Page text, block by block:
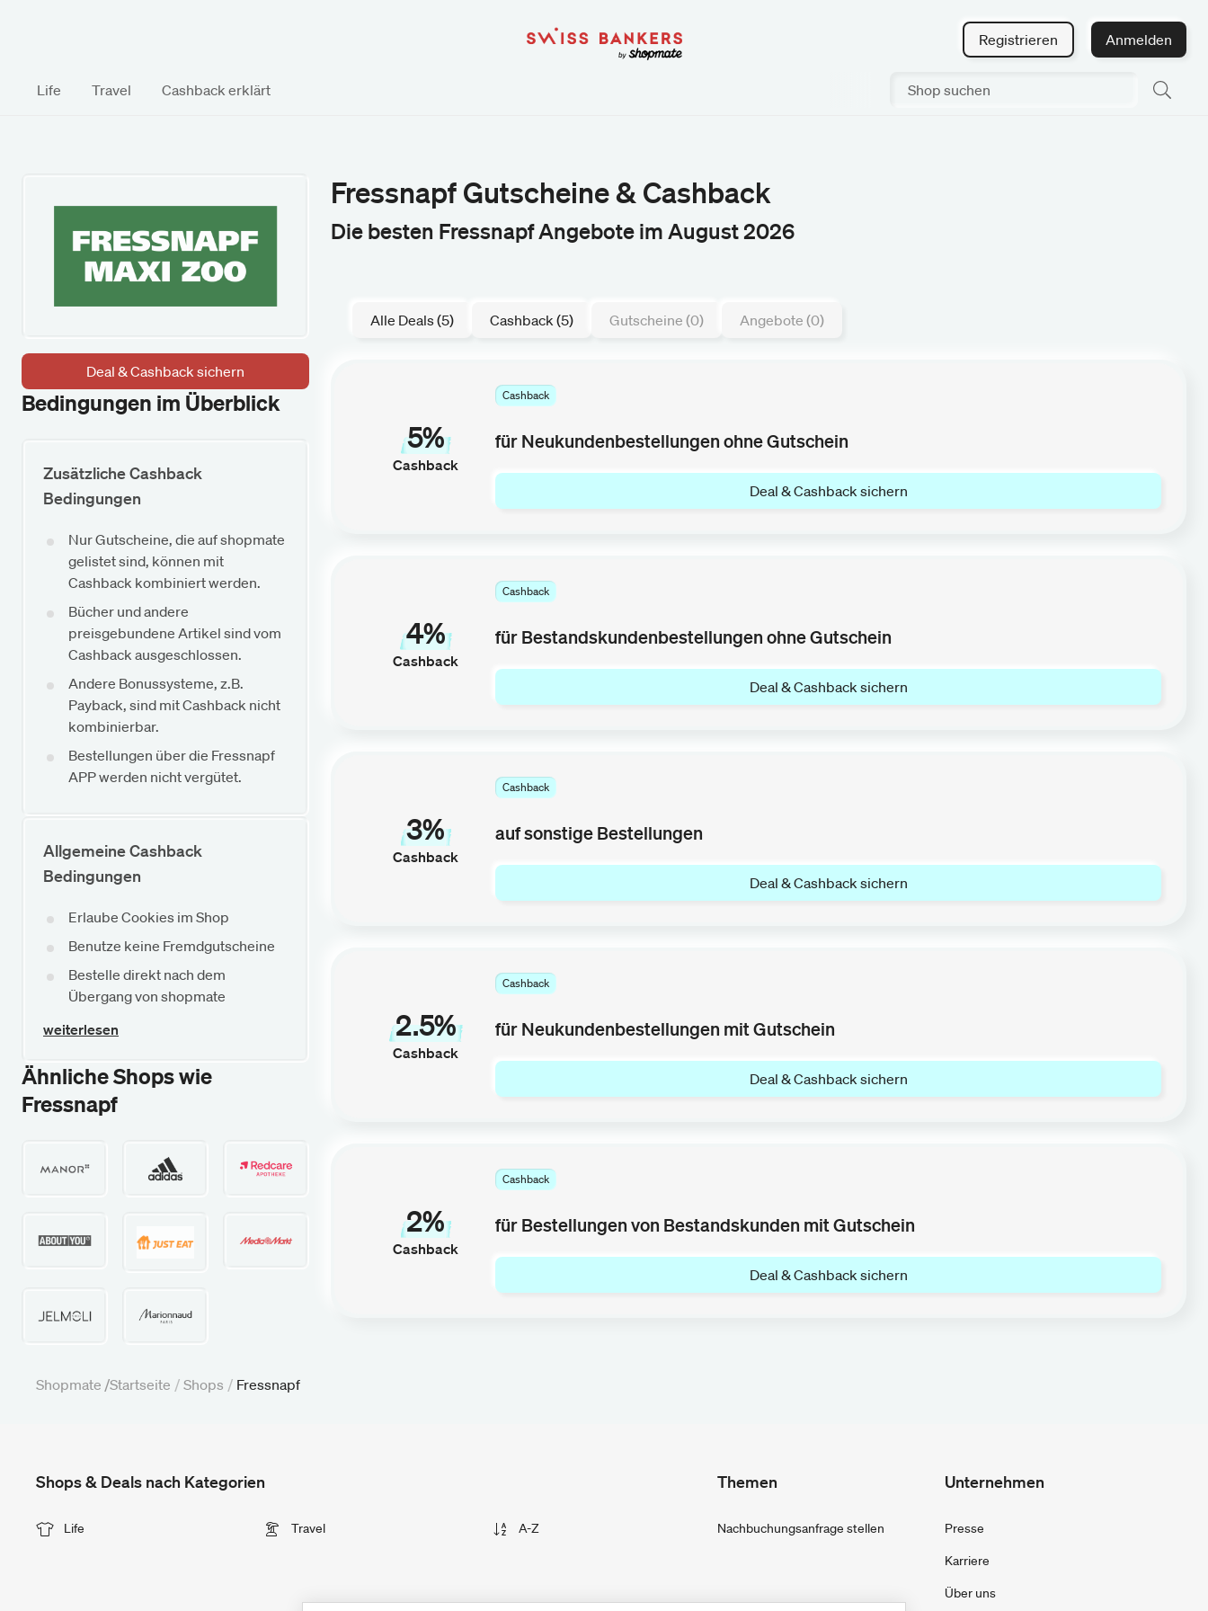
Registrieren Anmelden
Life Travel Cashback erklärt
Deal & Cashback sichern
Bedingungen im Überblick
Zusätzliche Cashback
Bedingungen
Nur Gutscheine, die auf shopmate
gelistet sind, können mit
Cashback kombiniert werden.
Bücher und andere
preisgebundene Artikel sind vom
Cashback ausgeschlossen.
Andere Bonussysteme, z.B.
Payback, sind mit Cashback nicht
kombinierbar.
Bestellungen über die Fressnapf
APP werden nicht vergütet.
Allgemeine Cashback
Bedingungen
Erlaube Cookies im Shop
Benutze keine Fremdgutscheine
Bestelle direkt nach dem
Übergang von shopmate
weiterlesen
Ähnliche Shops wie
Fressnapf
Fressnapf Gutscheine & Cashback
Die besten Fressnapf Angebote im August 2026
Alle Deals (5) Cashback (5) Gutscheine (0) Angebote (0)
5%
Cashback
Cashback
für Neukundenbestellungen ohne Gutschein
Deal & Cashback sichern
4%
Cashback
Cashback
für Bestandskundenbestellungen ohne Gutschein
Deal & Cashback sichern
3%
Cashback
Cashback
auf sonstige Bestellungen
Deal & Cashback sichern
2.5%
Cashback
Cashback
für Neukundenbestellungen mit Gutschein
Deal & Cashback sichern
2%
Cashback
Cashback
für Bestellungen von Bestandskunden mit Gutschein
Deal & Cashback sichern
Shopmate /Startseite / Shops / Fressnapf
Shops & Deals nach Kategorien
Life Travel A-Z
Themen
Nachbuchungsanfrage stellen
Unternehmen
Presse
Karriere
Über uns